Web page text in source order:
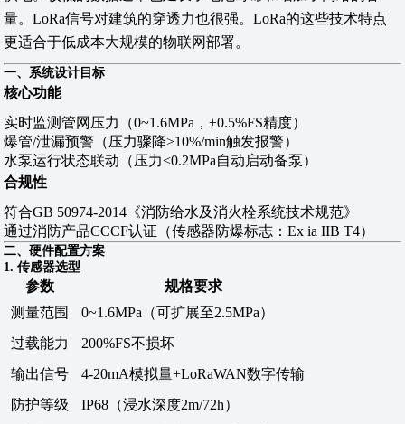
量。LoRa信号对建筑的穿透力也很强。LoRa的这些技术特点
更适合于低成本大规模的物联网部署。
一、系统设计目标
核心功能
实时监测管网压力（0~1.6MPa，±0.5%FS精度）
爆管/泄漏预警（压力骤降>10%/min触发报警）
水泵运行状态联动（压力<0.2MPa自动启动备泵）
合规性
符合GB 50974-2014《消防给水及消火栓系统技术规范》
通过消防产品CCCF认证（传感器防爆标志：Ex ia IIB T4）
二、硬件配置方案
1. 传感器选型
参数
规格要求
测量范围
0~1.6MPa（可扩展至2.5MPa）
过载能力
200%FS不损坏
输出信号
4-20mA模拟量+LoRaWAN数字传输
防护等级
IP68（浸水深度2m/72h）